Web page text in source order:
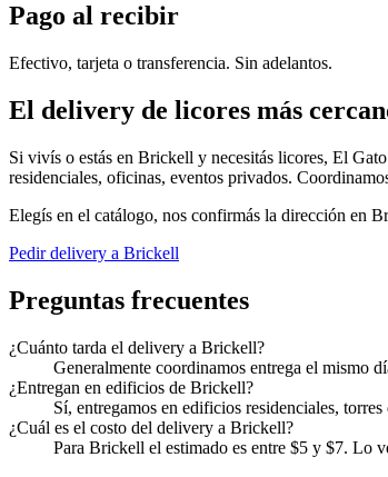
Pago al recibir
Efectivo, tarjeta o transferencia. Sin adelantos.
El delivery de licores más
Si vivís o estás en Brickell y necesitás licores, El
residenciales, oficinas, eventos privados.
Elegís en el catálogo, nos confirmás la dirección en
Pedir delivery a Brickell
Preguntas frecuentes
¿Cuánto tarda el delivery a Brickell?
Generalmente coordinamos entrega el mismo
¿Entregan en edificios de Brickell?
Sí, entregamos en edificios residenciales,
¿Cuál es el costo del delivery a Brickell?
Para Brickell el estimado es entre $5 y $7. Lo